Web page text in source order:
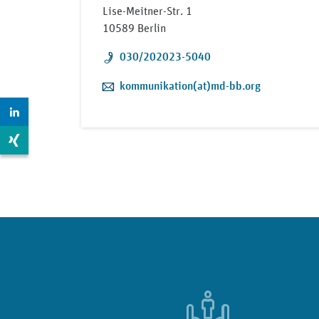
Lise-Meitner-Str. 1
10589 Berlin
Telefon:
030/202023-5040
E-Mail:
kommunikation(at)md-bb.org